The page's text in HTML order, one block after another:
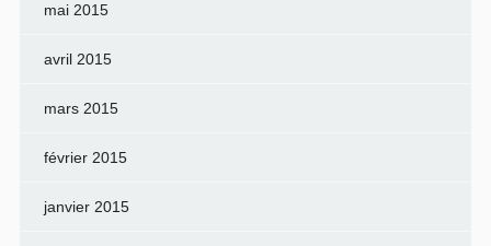
mai 2015
avril 2015
mars 2015
février 2015
janvier 2015